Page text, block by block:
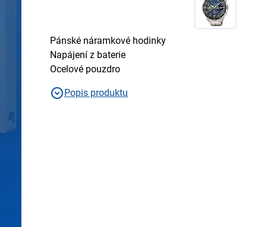
Pánské náramkové hodinky
Napájení z baterie
Ocelové pouzdro
Popis produktu